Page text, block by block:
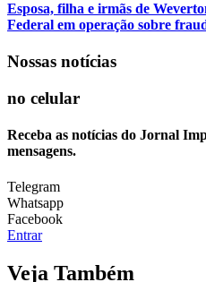
Esposa, filha e irmãs de
Federal em operação sobre
Nossas notícias
no celular
Receba as notícias do Jornal
mensagens.
Telegram
Whatsapp
Facebook
Entrar
Veja Também